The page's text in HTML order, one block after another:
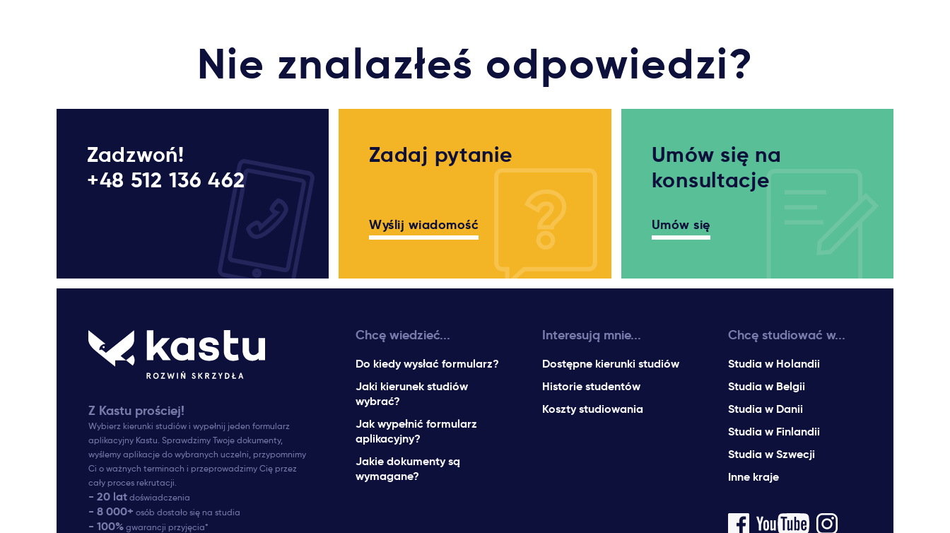
Nie znalazłeś odpowiedzi?
Zadzwoń!
+48 512 136 462
Zadaj pytanie
Wyślij wiadomość
Umów się na
konsultacje
Umów się
Z Kastu prościej!
Wybierz kierunki studiów i wypełnij jeden formularz
aplikacyjny Kastu. Sprawdzimy Twoje dokumenty,
wyślemy aplikacje do wybranych uczelni, przypomnimy
Ci o ważnych terminach i przeprowadzimy Cię przez
cały proces rekrutacji.
- 20 lat doświadczenia
- 8 000+ osób dostało się na studia
- 100% gwarancji przyjęcia*
Chcę wiedzieć...
Do kiedy wysłać formularz?
Jaki kierunek studiów
wybrać?
Jak wypełnić formularz
aplikacyjny?
Jakie dokumenty są
wymagane?
Interesują mnie...
Dostępne kierunki studiów
Historie studentów
Koszty studiowania
Chcę studiować w...
Studia w Holandii
Studia w Belgii
Studia w Danii
Studia w Finlandii
Studia w Szwecji
Inne kraje